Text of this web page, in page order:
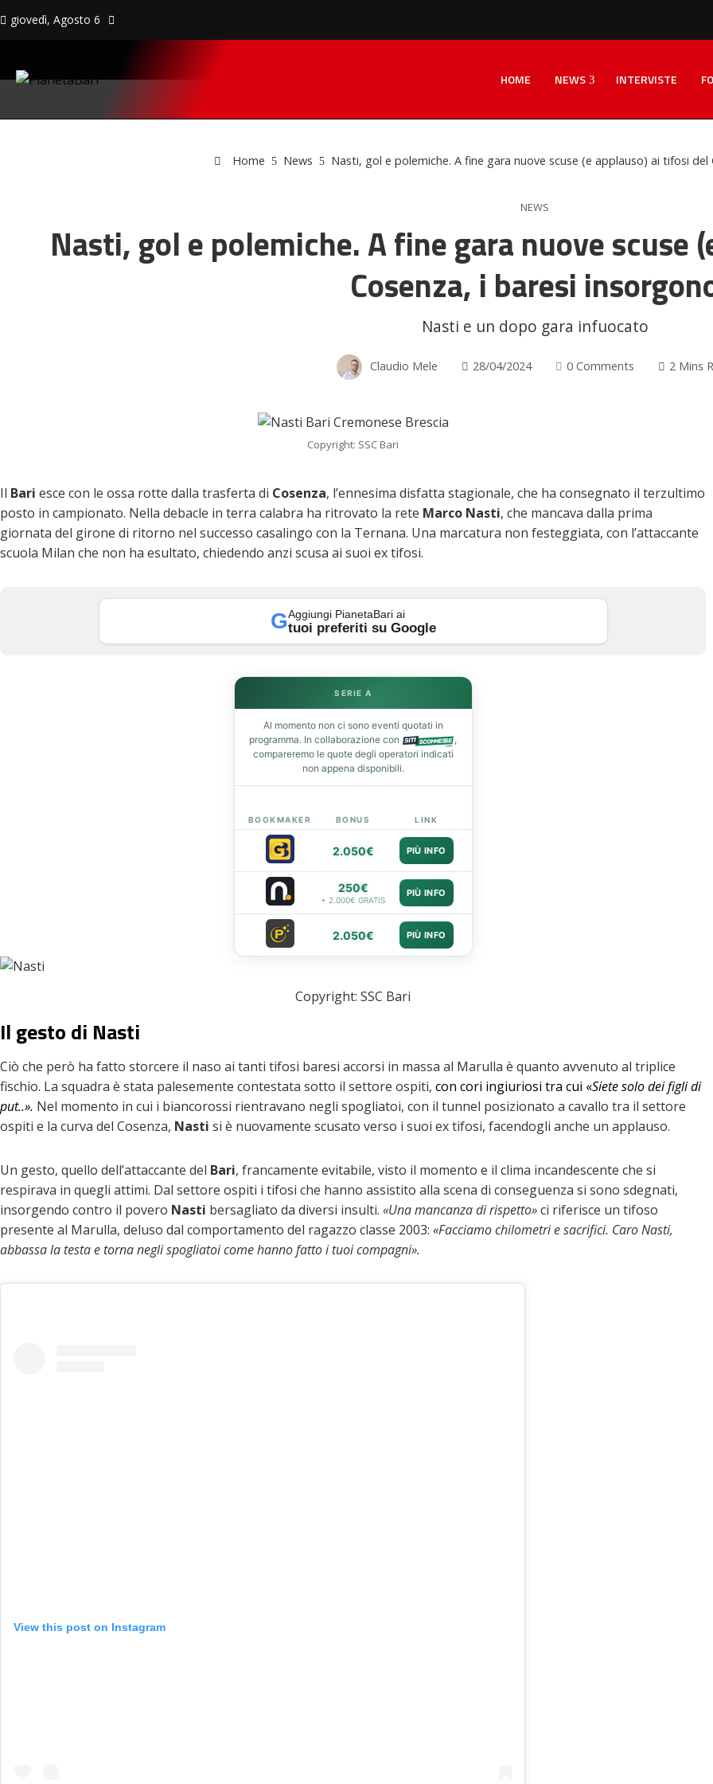
giovedì, Agosto 6
HOME NEWS INTERVISTE
Home News Nasti, gol e polemiche. A fine gara nuove scuse (e applauso) ai tifosi del
NEWS
Nasti, gol e polemiche. A fine gara nuove scuse
Cosenza, i baresi
Nasti e un dopo gara infuocato
Claudio Mele 28/04/2024 0 Comments 2 Mins
Copyright: SSC Bari
Il Bari esce con le ossa rotte dalla trasferta di Cosenza, l’ennesima disfatta stagionale, che ha consegnato il terzultimo
posto in campionato. Nella debacle in terra calabra ha ritrovato la rete Marco Nasti, che mancava dalla prima
giornata del girone di ritorno nel successo casalingo con la Ternana. Una marcatura non festeggiata, con l’attaccante
scuola Milan che non ha esultato, chiedendo anzi scusa ai suoi ex tifosi.
GAggiungi PianetaBari ai
tuoi preferiti su Google
SERIE A
Al momento non ci sono eventi quotati in
programma. In collaborazione con
,
compareremo le quote degli operatori indicati
non appena disponibili.
BOOKMAKER BONUS LINK
2.050€ PIÙ INFO
250€
+ 2.000€ GRATIS
PIÙ INFO
2.050€ PIÙ INFO
Copyright: SSC Bari
Il gesto di Nasti
Ciò che però ha fatto storcere il naso ai tanti tifosi baresi accorsi in massa al Marulla è quanto avvenuto al triplice
fischio. La squadra è stata palesemente contestata sotto il settore ospiti, con cori ingiuriosi tra cui «Siete solo dei figli di
put..». Nel momento in cui i biancorossi rientravano negli spogliatoi, con il tunnel posizionato a cavallo tra il settore
ospiti e la curva del Cosenza, Nasti si è nuovamente scusato verso i suoi ex tifosi, facendogli anche un applauso.
Un gesto, quello dell’attaccante del Bari, francamente evitabile, visto il momento e il clima incandescente che si
respirava in quegli attimi. Dal settore ospiti i tifosi che hanno assistito alla scena di conseguenza si sono sdegnati,
insorgendo contro il povero Nasti bersagliato da diversi insulti. «Una mancanza di rispetto»ci riferisce un tifoso
presente al Marulla, deluso dal comportamento del ragazzo classe 2003: «Facciamo chilometri e sacrifici. Caro Nasti,
abbassa la testa e torna negli spogliatoi come hanno fatto i tuoi compagni».
View this post on Instagram